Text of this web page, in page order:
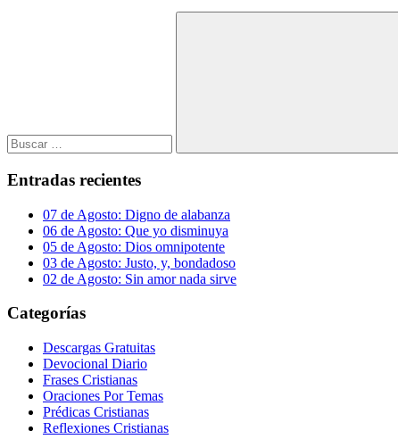
Buscar
Entradas recientes
07 de Agosto: Digno de alabanza
06 de Agosto: Que yo disminuya
05 de Agosto: Dios omnipotente
03 de Agosto: Justo, y, bondadoso
02 de Agosto: Sin amor nada sirve
Categorías
Descargas Gratuitas
Devocional Diario
Frases Cristianas
Oraciones Por Temas
Prédicas Cristianas
Reflexiones Cristianas